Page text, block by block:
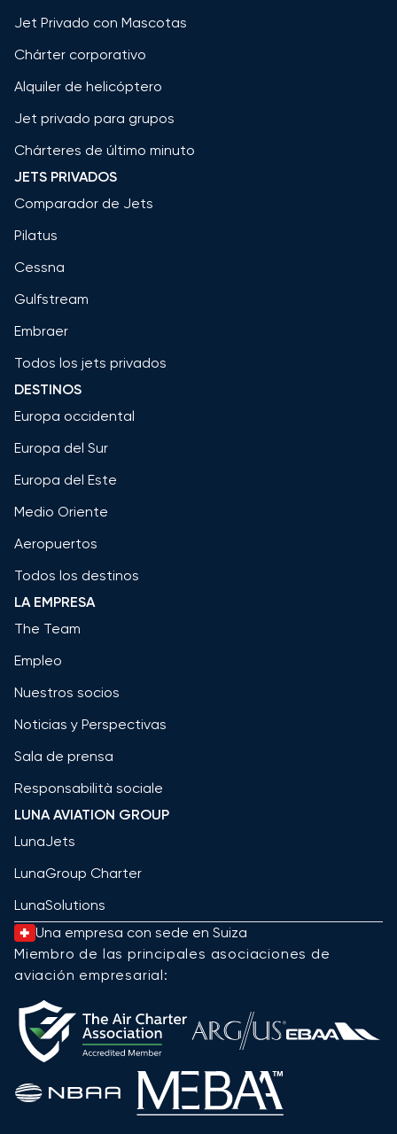
Jet Privado con Mascotas
Chárter corporativo
Alquiler de helicóptero
Jet privado para grupos
Chárteres de último minuto
JETS PRIVADOS
Comparador de Jets
Pilatus
Cessna
Gulfstream
Embraer
Todos los jets privados
DESTINOS
Europa occidental
Europa del Sur
Europa del Este
Medio Oriente
Aeropuertos
Todos los destinos
LA EMPRESA
The Team
Empleo
Nuestros socios
Noticias y Perspectivas
Sala de prensa
Responsabilità sociale
LUNA AVIATION GROUP
LunaJets
LunaGroup Charter
LunaSolutions
Una empresa con sede en Suiza
Miembro de las principales asociaciones de
aviación empresarial: